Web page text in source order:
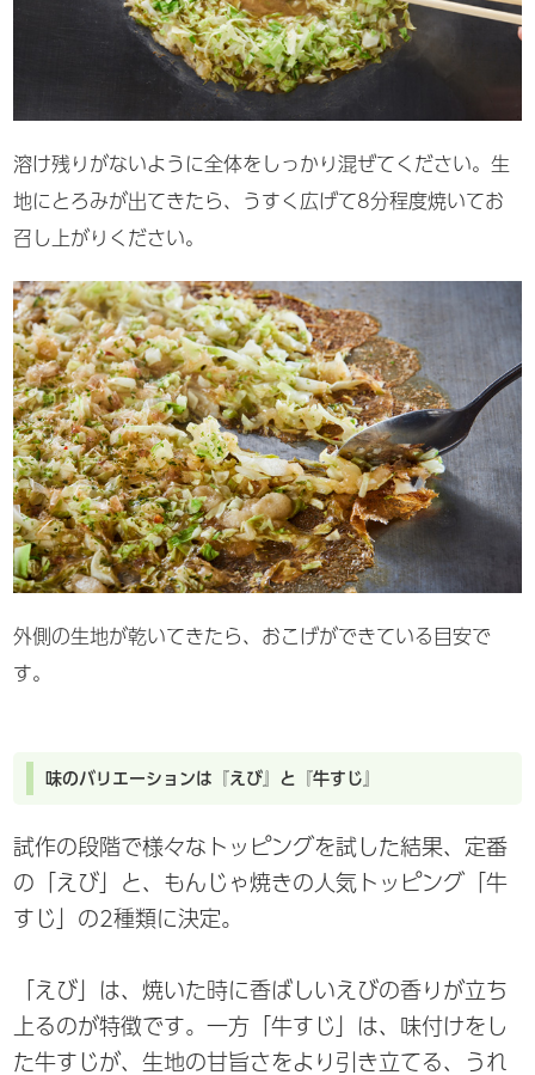
溶け残りがないように全体をしっかり混ぜてください。生
地にとろみが出てきたら、うすく広げて8分程度焼いてお
召し上がりください。
外側の生地が乾いてきたら、おこげができている目安で
す。
味のバリエーションは『えび』と『牛すじ』
試作の段階で様々なトッピングを試した結果、定番
の「えび」と、もんじゃ焼きの人気トッピング「牛
すじ」の2種類に決定。
「えび」は、焼いた時に香ばしいえびの香りが立ち
上るのが特徴です。一方「牛すじ」は、味付けをし
た牛すじが、生地の甘旨さをより引き立てる、うれ